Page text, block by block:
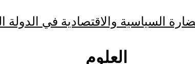
السياسية والاقتصادية في الدولة
العلوم